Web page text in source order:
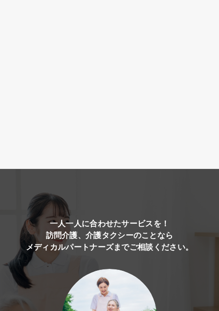
一人一人に合わせたサービスを！
訪問介護、介護タクシーのことなら
メディカルパートナーズまでご相談ください。